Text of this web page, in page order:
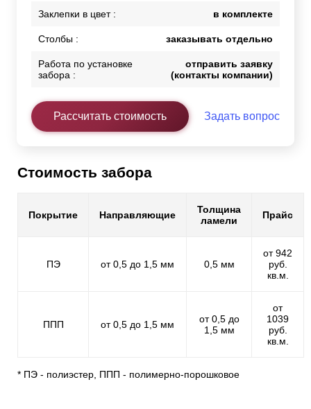
Заклепки в цвет : в комплекте
Столбы : заказывать отдельно
Работа по установке
забора :
отправить заявку
(контакты компании)
Рассчитать стоимость Задать вопрос
Стоимость забора
Покрытие Направляющие
Толщина
ламели
Прайс
ПЭ от 0,5 до 1,5 мм 0,5 мм
от 942
руб.
кв.м.
ППП от 0,5 до 1,5 мм
от 0,5 до
1,5 мм
от
1039
руб.
кв.м.
* ПЭ - полиэстер, ППП - полимерно-порошковое